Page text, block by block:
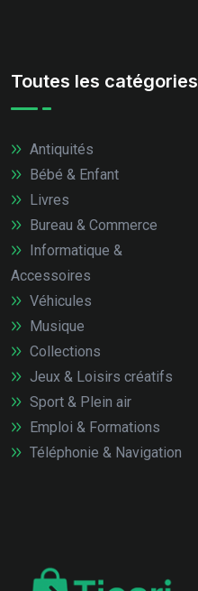
Toutes les catégories
Antiquités
Bébé & Enfant
Livres
Bureau & Commerce
Informatique &
Accessoires
Véhicules
Musique
Collections
Jeux & Loisirs créatifs
Sport & Plein air
Emploi & Formations
Téléphonie & Navigation